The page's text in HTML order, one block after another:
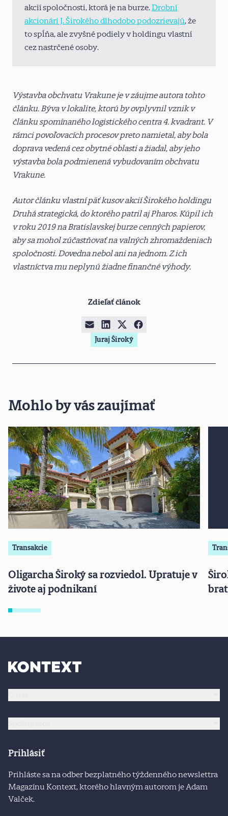
akcií spoločnosti, ktorá je na burze.Drobní
akcionári J. Širokého dlhodobo podozrievajú, že
to spĺňa, ale zvyšné podiely v holdingu vlastní
cez nastrčené osoby.
Výstavba obchvatu Vrakune je v záujme autora tohto
článku. Býva v lokalite, ktorú by ovplyvnil vznik v
článku spomínaného logistického centra 4. kvadrant. V
rámci povoľovacích procesov preto namietal, aby bola
doprava vedená cez obytné oblasti a žiadal, aby jeho
výstavba bola podmienená vybudovaním obchvatu
Vrakune.
Autor článku vlastní päť kusov akcií Širokého holdingu
Druhá strategická, do ktorého patril aj Pharos. Kúpil ich
v roku 2019 na Bratislavskej burze cenných papierov,
aby sa mohol zúčastňovať na valných zhromaždeniach
spoločnosti. Dovedna nebol ani na jednom. Z ich
vlastníctva mu neplynú žiadne finančné výhody.
Zdieľať článok
Juraj Široký
Mohlo by vás zaujímať
Transakcie
Oligarcha Široký sa rozviedol. Upratuje v
živote aj podnikaní
Prihlásiť
Prihláste sa na odber bezplatného týždenného newslettra
Magazínu Kontext, ktorého hlavným autorom je Adam
Valček.